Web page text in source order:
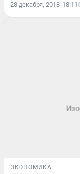
28 декабря, 2018, 18:11
ЭКОНОМИКА